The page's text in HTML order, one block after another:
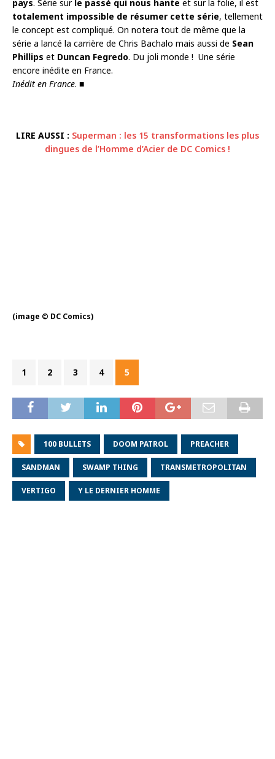
pays. Série sur le passé qui nous hante et sur la folie, il est
totalement impossible de résumer cette série, tellement
le concept est compliqué. On notera tout de même que la
série a lancé la carrière de Chris Bachalo mais aussi de Sean
Phillips et Duncan Fegredo. Du joli monde ! Une série
encore inédite en France.
Inédit en France. ■
LIRE AUSSI : Superman : les 15 transformations les plus
dingues de l’Homme d’Acier de DC Comics !
(image © DC Comics)
1 2 3 4 5
100 BULLETS DOOM PATROL PREACHER
SANDMAN SWAMP THING TRANSMETROPOLITAN
VERTIGO Y LE DERNIER HOMME